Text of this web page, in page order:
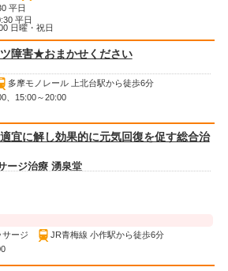
平日
平日
日曜・祝日
障害★おまかせください
多摩モノレール 上北台駅から徒歩6分
、15:00～20:00
宜に解し効果的に元気回復を促す総合治
ージ治療 湧泉堂
ージ
JR青梅線 小作駅から徒歩6分